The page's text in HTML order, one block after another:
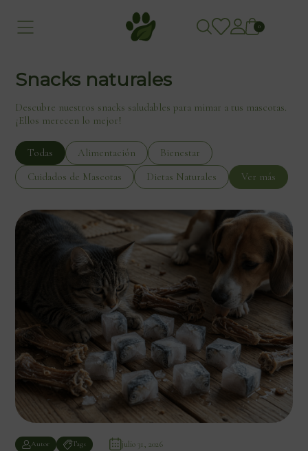
0
Snacks naturales
Descubre nuestros snacks saludables para mimar a tus mascotas.
¡Ellos merecen lo mejor!
Todas Alimentación
Bienestar
Cuidados de Mascotas
Dietas Naturales Ver más
Autor Tags julio 31, 2026